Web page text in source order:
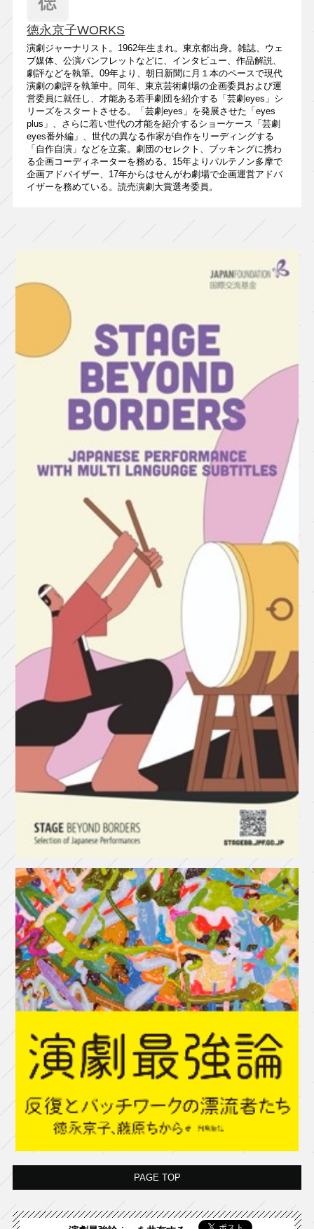
徳永京子WORKS
演劇ジャーナリスト。1962年生まれ。東京都出身。雑誌、ウェ
ブ媒体、公演パンフレットなどに、インタビュー、作品解説、
劇評などを執筆。09年より、朝日新聞に月１本のペースで現代
演劇の劇評を執筆中。同年、東京芸術劇場の企画委員および運
営委員に就任し、才能ある若手劇団を紹介する「芸劇eyes」シ
リーズをスタートさせる。「芸劇eyes」を発展させた「eyes
plus」、さらに若い世代の才能を紹介するショーケース「芸劇
eyes番外編」、世代の異なる作家が自作をリーディングする
「自作自演」などを立案。劇団のセレクト、ブッキングに携わ
る企画コーディネーターを務める。15年よりパルテノン多摩で
企画アドバイザー、17年からはせんがわ劇場で企画運営アドバ
イザーを務めている。読売演劇大賞選考委員。
PAGE TOP